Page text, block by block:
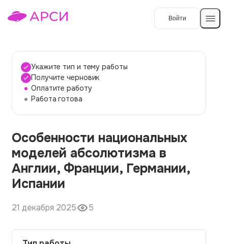
Войти
Темы работ
О сервисе
О компании
Наши гарантии
Порядок оплаты
Контакты
Укажите тип и тему работы
Получите черновик
Оплатите работу
Работа готова
Особенности национальных
моделей абсолютизма в
Англии, Франции, Германии,
Испании
21 декабря 2025 5